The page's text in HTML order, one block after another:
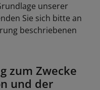
unserer
Sie sich bitte an
beschriebenen
zum Zwecke
und der